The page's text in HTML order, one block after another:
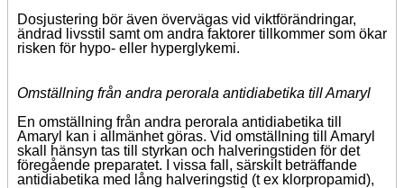
Dosjustering bör även övervägas vid viktförändringar,
ändrad livsstil samt om andra faktorer tillkommer som ökar
risken för hypo- eller hyperglykemi.
Omställning från andra perorala antidiabetika till Amaryl
En omställning från andra perorala antidiabetika till
Amaryl kan i allmänhet göras. Vid omställning till Amaryl
skall hänsyn tas till styrkan och halveringstiden för det
föregående preparatet. I vissa fall, särskilt beträffande
antidiabetika med lång halveringstid (t ex klorpropamid),